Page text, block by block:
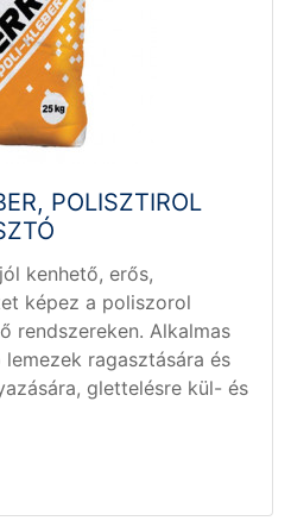
POLISZTIROL
kenhető, erős,
képez a poliszorol
rendszereken. Alkalmas
ragasztására és
glettelésre kül- és